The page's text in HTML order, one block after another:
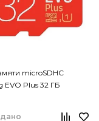
microSDHC
EVO Plus 32 ГБ